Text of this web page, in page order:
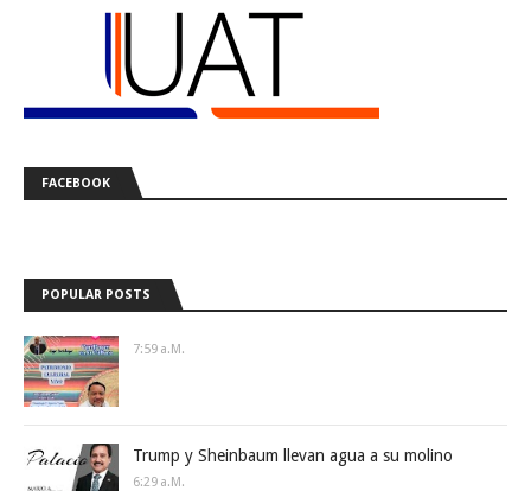
FACEBOOK
POPULAR POSTS
7:59 A.m.
Trump y Sheinbaum llevan agua a su molino
6:29 A.m.